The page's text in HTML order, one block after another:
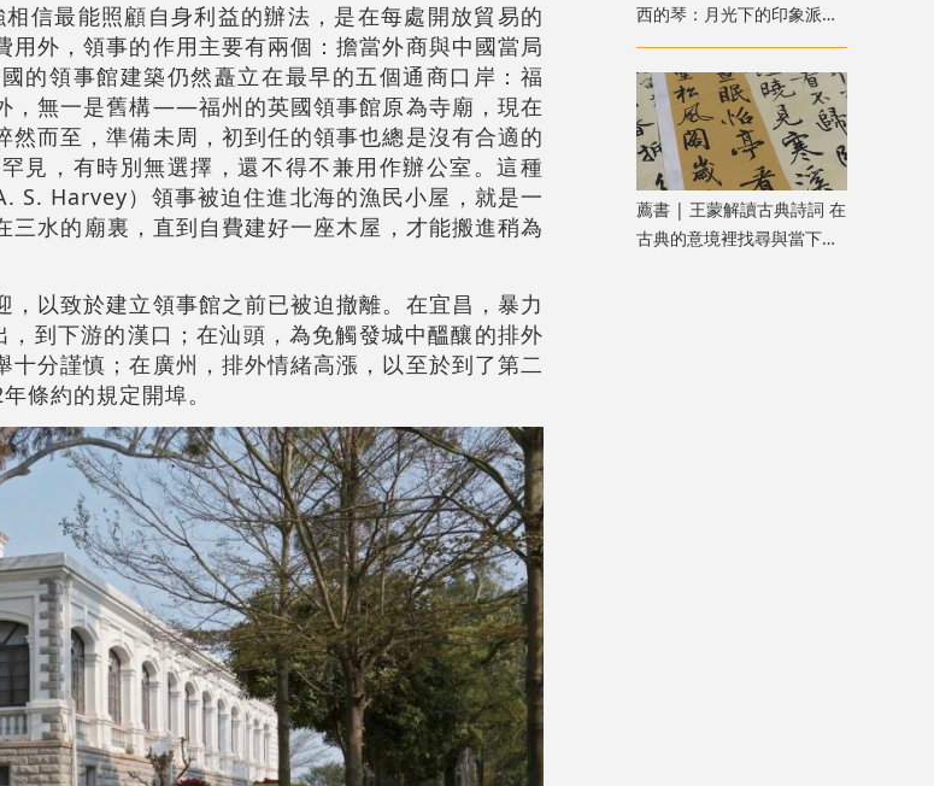
信最能照顧自身利益的辦法，是在每處開放貿易的
外，領事的作用主要有兩個：擔當外商與中國當局
的領事館建築仍然矗立在最早的五個通商口岸：福
，無一是舊構——福州的英國領事館原為寺廟，現在
而至，準備未周，初到任的領事也總是沒有合適的
見，有時別無選擇，還不得不兼用作辦公室。這種
S. Harvey）領事被迫住進北海的漁民小屋，就是一
水的廟裏，直到自費建好一座木屋，才能搬進稍為
以致於建立領事館之前已被迫撤離。在宜昌，暴力
到下游的漢口；在汕頭，為免觸發城中醞釀的排外
分謹慎；在廣州，排外情緒高漲，以至於到了第二
條約的規定開埠。
西的琴：月光下的印象派音
樂之旅
薦書 | 王蒙解讀古典詩詞 在
古典的意境裡找尋與當下共